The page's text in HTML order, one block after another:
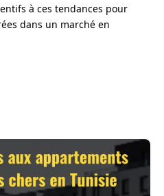
à ces tendances pour
dans un marché en